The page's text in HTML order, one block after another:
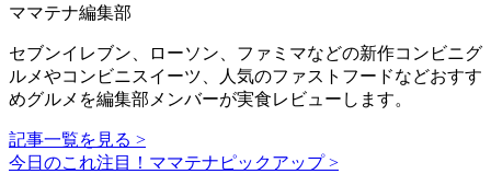
ママテナ編集部
セブンイレブン、ローソン、ファミマなどの新作コンビニグ
ルメやコンビニスイーツ、人気のファストフードなどおすす
めグルメを編集部メンバーが実食レビューします。
記事一覧を見る >
今日のこれ注目！ママテナピックアップ >